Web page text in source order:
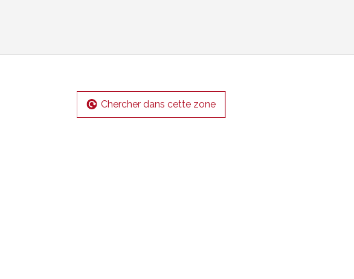
Chercher dans cette zone